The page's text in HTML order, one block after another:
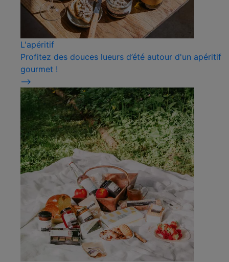
L'apéritif
Profitez des douces lueurs d’été autour d'un apéritif
gourmet !
⟶